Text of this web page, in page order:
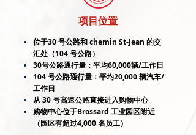
项目位置
位于30 号公路和 chemin St-Jean 的交
汇处（104 号公路）
30号公路通行量：平均60,000辆/工作日
104 号公路通行量：平均20,000 辆汽车/
工作日
从 30 号高速公路直接进入购物中心
购物中心位于Brossard 工业园区附近
（园区有超过4,000 名员工）